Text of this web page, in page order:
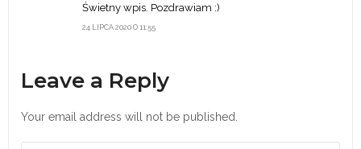
24 LIPCA 2020 O 11:55
Świetny wpis. Pozdrawiam :)
Leave a Reply
Your email address will not be published.